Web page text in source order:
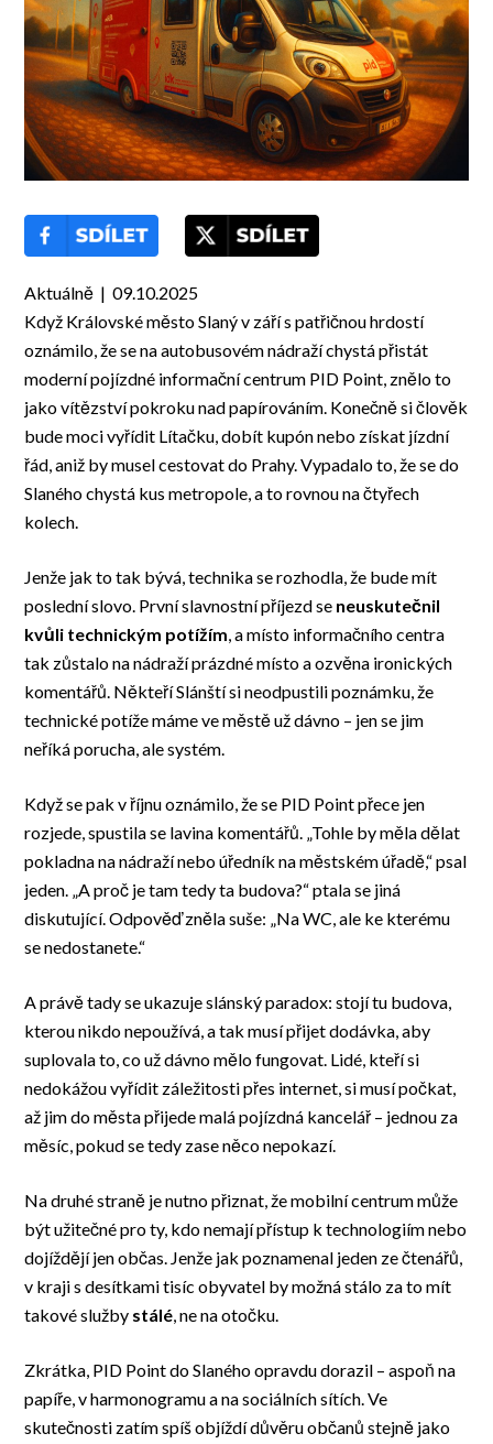
Aktuálně | 09.10.2025
Když Královské město Slaný v září s patřičnou hrdostí
oznámilo, že se na autobusovém nádraží chystá přistát
moderní pojízdné informační centrum PID Point, znělo to
jako vítězství pokroku nad papírováním. Konečně si člověk
bude moci vyřídit Lítačku, dobít kupón nebo získat jízdní
řád, aniž by musel cestovat do Prahy. Vypadalo to, že se do
Slaného chystá kus metropole, a to rovnou na čtyřech
kolech.
Jenže jak to tak bývá, technika se rozhodla, že bude mít
poslední slovo. První slavnostní příjezd se neuskutečnil
kvůli technickým potížím, a místo informačního centra
tak zůstalo na nádraží prázdné místo a ozvěna ironických
komentářů. Někteří Slánští si neodpustili poznámku, že
technické potíže máme ve městě už dávno – jen se jim
neříká porucha, ale systém.
Když se pak v říjnu oznámilo, že se PID Point přece jen
rozjede, spustila se lavina komentářů. „Tohle by měla dělat
pokladna na nádraží nebo úředník na městském úřadě,“ psal
jeden. „A proč je tam tedy ta budova?“ ptala se jiná
diskutující. Odpověď zněla suše: „Na WC, ale ke kterému
se nedostanete.“
A právě tady se ukazuje slánský paradox: stojí tu budova,
kterou nikdo nepoužívá, a tak musí přijet dodávka, aby
suplovala to, co už dávno mělo fungovat. Lidé, kteří si
nedokážou vyřídit záležitosti přes internet, si musí počkat,
až jim do města přijede malá pojízdná kancelář – jednou za
měsíc, pokud se tedy zase něco nepokazí.
Na druhé straně je nutno přiznat, že mobilní centrum může
být užitečné pro ty, kdo nemají přístup k technologiím nebo
dojíždějí jen občas. Jenže jak poznamenal jeden ze čtenářů,
v kraji s desítkami tisíc obyvatel by možná stálo za to mít
takové služby stálé, ne na otočku.
Zkrátka, PID Point do Slaného opravdu dorazil – aspoň na
papíře, v harmonogramu a na sociálních sítích. Ve
skutečnosti zatím spíš objíždí důvěru občanů stejně jako